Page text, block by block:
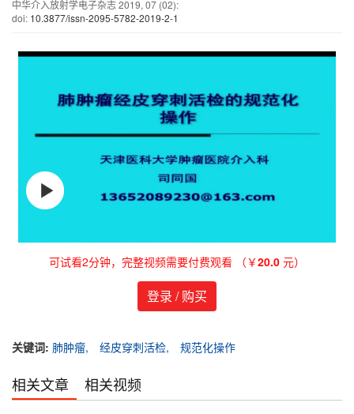
中华介入放射学电子杂志2019, 07 (02):
doi: 10.3877/issn-2095-5782-2019-2-1
可试看2分钟，完整视频需要付费观看 （￥20.0 元）
登录 / 购买
关键词: 肺肿瘤, 经皮穿刺活检, 规范化操作
相关文章 相关视频